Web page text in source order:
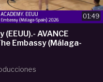
01:49
(EEUU).- AVANCE
Embassy (Málaga-